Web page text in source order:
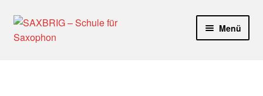
Zur
Navigation
Zum
Inhalt
Menü